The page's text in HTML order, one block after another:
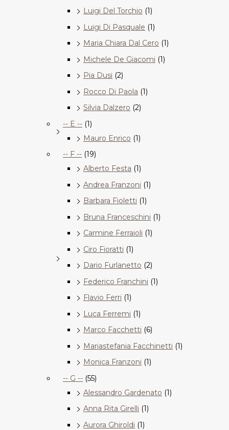
Luigi Del Torchio (1)
Luigi Di Pasquale (1)
Maria Chiara Dal Cero (1)
Michele De Giacomi (1)
Pia Dusi (2)
Rocco Di Paola (1)
Silvia Dalzero (2)
-- E -- (1)
Mauro Enrico (1)
-- F -- (19)
Alberto Festa (1)
Andrea Franzoni (1)
Barbara Fioletti (1)
Bruna Franceschini (1)
Carmine Ferraioli (1)
Ciro Fioratti (1)
Dario Furlanetto (2)
Federico Franchini (1)
Flavio Ferri (1)
Luca Ferremi (1)
Marco Facchetti (6)
Mariastefania Facchinetti (1)
Monica Franzoni (1)
-- G -- (55)
Alessandro Gardenato (1)
Anna Rita Girelli (1)
Aurora Ghiroldi (1)